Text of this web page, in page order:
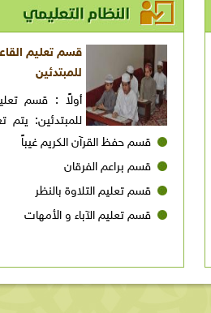
قسم تعليم
للمبتدئين
أولاً : قسم تعليم
للمبتدئين: يتم
الأبناء والبنات حروفَ الهجاء
القاعدة النورانية من تأليف
المؤلف المهندس/ محمد فاروق
1419هـ، والقاعدة النورانية
أنفع وأسهل القواعد المتداولةِ
قسم حفظ القرآن الكريم غيباً
قسم براعم الفرقان
قسم تعليم التلاوة بالنظر
قسم تعليم الآباء و الأمهات